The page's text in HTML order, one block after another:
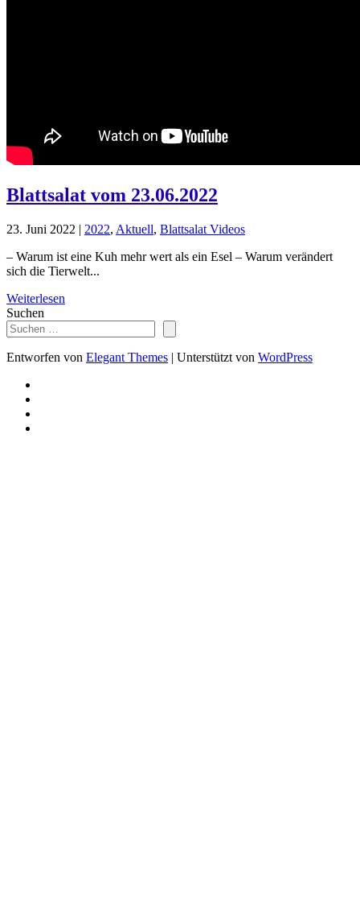
Blattsalat vom 23.06.2022
23. Juni 2022 | 2022, Aktuell, Blattsalat Videos
– Warum ist eine Kuh mehr wert als ein Esel – Warum verändert
sich die Tierwelt...
Weiterlesen
Suchen
Entworfen von Elegant Themes | Unterstützt von WordPress